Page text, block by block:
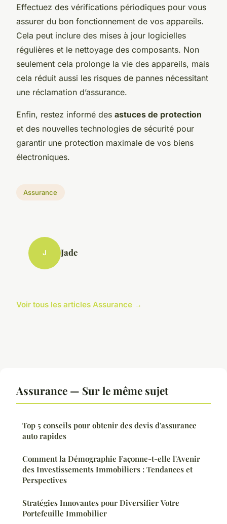
Effectuez des vérifications périodiques pour vous
assurer du bon fonctionnement de vos appareils.
Cela peut inclure des mises à jour logicielles
régulières et le nettoyage des composants. Non
seulement cela prolonge la vie des appareils, mais
cela réduit aussi les risques de pannes nécessitant
une réclamation d’assurance.
Enfin, restez informé des astuces de protection
et des nouvelles technologies de sécurité pour
garantir une protection maximale de vos biens
électroniques.
Assurance
J Jade
Voir tous les articles Assurance →
Assurance — Sur le même sujet
Top 5 conseils pour obtenir des devis d'assurance
auto rapides
Comment la Démographie Façonne-t-elle l'Avenir
des Investissements Immobiliers : Tendances et
Perspectives
Stratégies Innovantes pour Diversifier Votre
Portefeuille Immobilier